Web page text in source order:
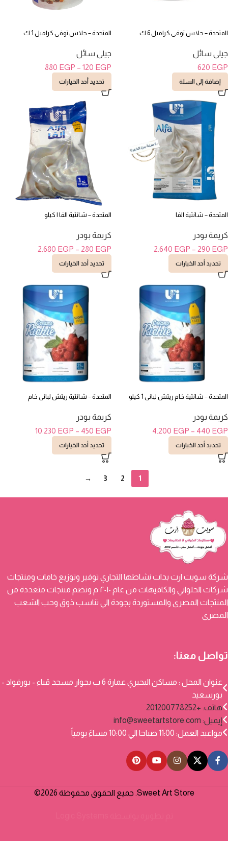
المتحدة – جلاس توفى كراميل 6 ك
جيلى سائل
620 EGP
إضافة إلى السلة
المتحدة – جلاس توفى كراميل 1 ك
جيلى سائل
120 EGP
–
880 EGP
تحديد أحد الخيارات
المتحدة – شانتية الفا
كريمة بودر
290 EGP
–
2.640 EGP
تحديد أحد الخيارات
المتحدة – شانتية الفا ١ كيلو
كريمة بودر
280 EGP
–
2.680 EGP
تحديد أحد الخيارات
المتحدة – شانتية خام ريتش لبانى 1 كيلو
كريمة بودر
440 EGP
–
4.200 EGP
تحديد أحد الخيارات
المتحدة – شانتية ريتش لبانى خام
كريمة بودر
450 EGP
–
10.230 EGP
تحديد أحد الخيارات
1
2
3
→
شركة سويت ارت بدات نشاطها التجاري توفير وتوزيع خامات ومنتجات
شركات الحلواني والكافيهات من عام ٢٠١٠ م وتضم منتجات متعددة من
المنتجات المصرى والمستوردة بجودة الي تناسب ذوق وحب الشعب
المصرى
تواصل معنا:
عنوان المحل : مساكن البحيري عمارة 6 ب بجوار مسجد قباء - بورفواد -
بورسعيد
هاتف: +201200778252
إيميل: info@sweetartstore.com
مواعيد العمل: 11:00 صباحا الي 10:00 مساءً يومياً
Sweet Art Store. جميع الحقوق محفوظة 2026©